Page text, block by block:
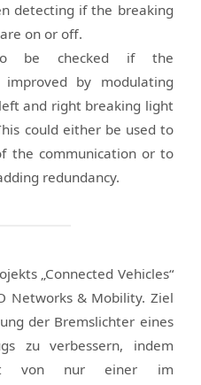
detecting if the breaking
on or off.
be checked if the
by modulating
and right breaking light
could either be used to
the communication or to
redundancy.
„Connected Vehicles“
Networks & Mobility. Ziel
der Bremslichter eines
zu verbessern, indem
von nur einer im